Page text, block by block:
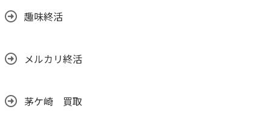
趣味終活
メルカリ終活
茅ケ崎 買取